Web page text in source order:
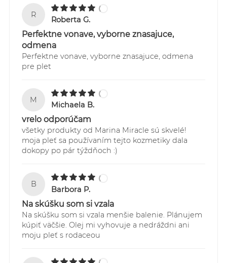
Sledovanie Vašich zásielok je možné
https://online.gls-slovakia.sk/index.php
R
Roberta G.
Perfektne vonave, vyborne znasajuce,
odmena
Perfektne vonave, vyborne znasajuce, odmena
pre plet
M
Michaela B.
vrelo odporúčam
všetky produkty od Marina Miracle sú skvelé!
moja pleť sa používaním tejto kozmetiky dala
dokopy po pár týždňoch :)
B
Barbora P.
Na skúšku som si vzala
Na skúšku som si vzala menšie balenie. Plánujem
kúpiť väčšie. Olej mi vyhovuje a nedráždni ani
moju pleť s rodaceou